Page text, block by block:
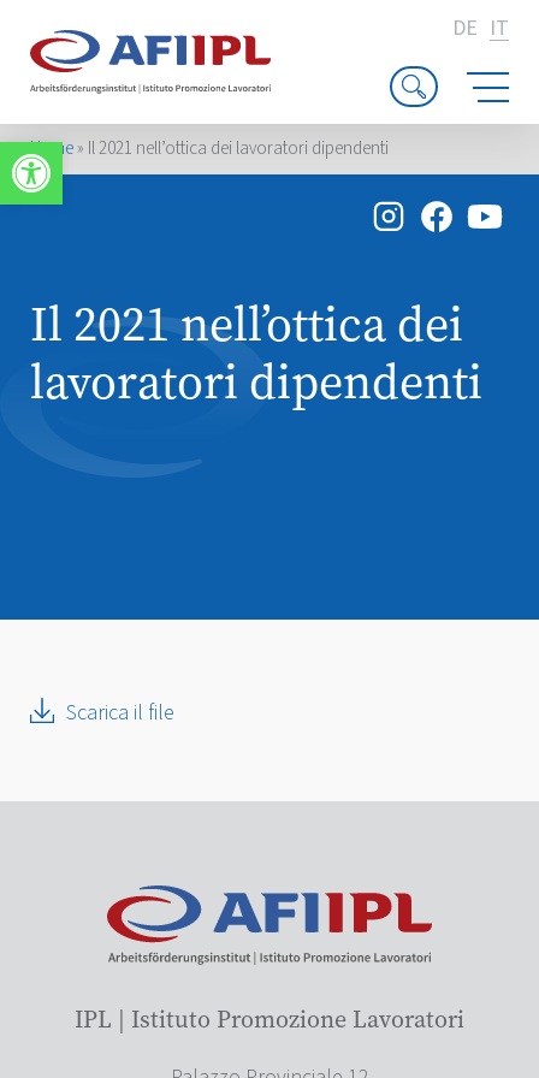
Apri la barra degli strumenti
DE IT
Home» Il 2021 nell’ottica dei lavoratori dipendenti
Il 2021 nell’ottica dei
lavoratori dipendenti
Scarica il file
IPL | Istituto Promozione Lavoratori